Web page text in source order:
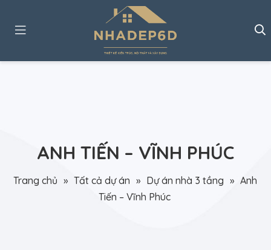
ANH TIẾN – VĨNH PHÚC
Trang chủ » Tất cả dự án » Dự án nhà 3 tầng » Anh
Tiến – Vĩnh Phúc